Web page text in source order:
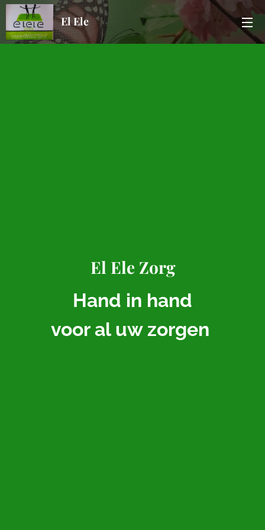
El Ele
El Ele Zorg
Hand in hand
voor al uw zorgen